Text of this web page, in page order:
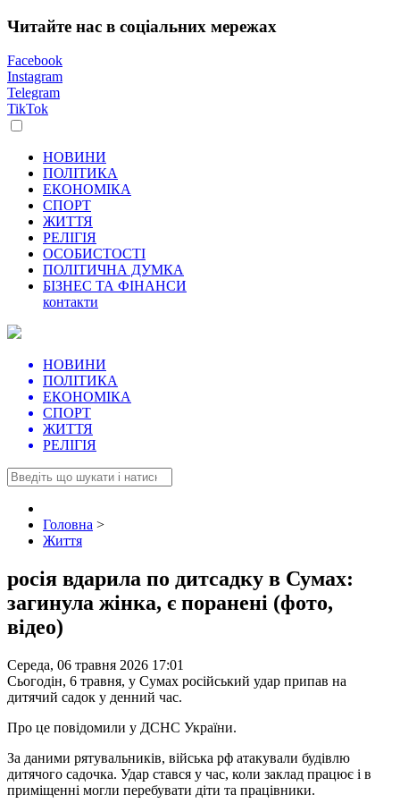
Читайте нас в соціальних мережах
Facebook
Instagram
Telegram
TikTok
НОВИНИ
ПОЛІТИКА
ЕКОНОМІКА
СПОРТ
ЖИТТЯ
РЕЛІГІЯ
ОСОБИСТОСТІ
ПОЛІТИЧНА ДУМКА
БІЗНЕС ТА ФІНАНСИ
контакти
НОВИНИ
ПОЛІТИКА
ЕКОНОМІКА
СПОРТ
ЖИТТЯ
РЕЛІГІЯ
Головна >
Життя
росія вдарила по дитсадку в Сумах:
загинула жінка, є поранені (фото,
відео)
Середа, 06 травня 2026 17:01
Сьогодін, 6 травня, у Сумах російський удар припав на
дитячий садок у денний час.
Про це повідомили у ДСНС України.
За даними рятувальників, війська рф атакували будівлю
дитячого садочка. Удар стався у час, коли заклад працює і в
приміщенні могли перебувати діти та працівники.